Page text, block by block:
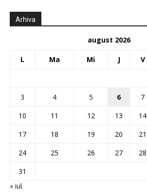
Arhiva
august 2026
L Ma Mi J V
3
4 5 6 7
10
11 12 13 14
17
18 19 20 21
24
25 26 27 28
31
« iul.